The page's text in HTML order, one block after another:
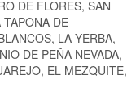
DE FLORES, SAN
DE
LA YERBA,
DE PEÑA NEVADA,
EL MEZQUITE,